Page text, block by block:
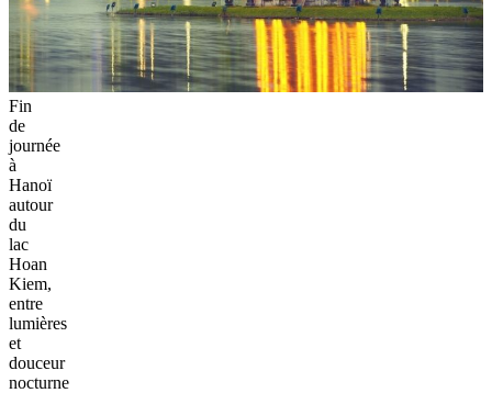
Fin
de
journée
à
Hanoï
autour
du
lac
Hoan
Kiem,
entre
lumières
et
douceur
nocturne